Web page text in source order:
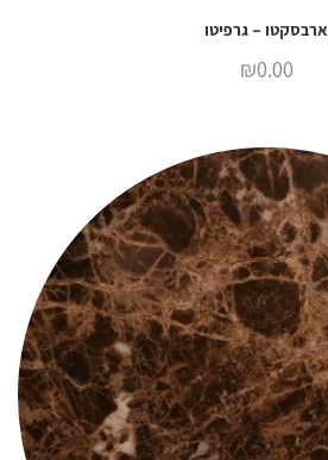
ארבסקטו – גרפיטו
₪0.00